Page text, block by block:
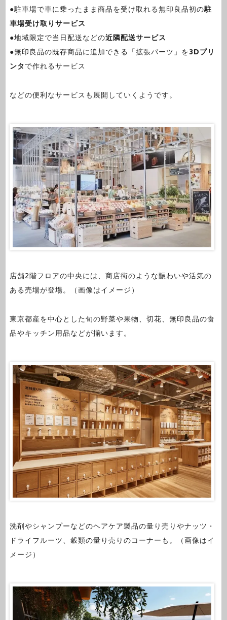
●駐車場で車に乗ったまま商品を受け取れる無印良品初の駐
車場受け取りサービス
●地域限定で当日配送などの近隣配送サービス
●無印良品の既存商品に追加できる「拡張パーツ」を3Dプリ
ンタ で作れるサービス
などの便利なサービスも展開していくようです。
店舗2階フロアの中央には、商店街のような賑わいや活気の
ある売場が登場。（画像はイメージ）
東京都産を中心とした旬の野菜や果物、切花、無印良品の食
品やキッチン用品などが揃います。
洗剤やシャンプーなどのヘアケア製品の量り売りやナッツ・
ドライフルーツ、穀類の量り売りのコーナーも。（画像はイ
メージ）